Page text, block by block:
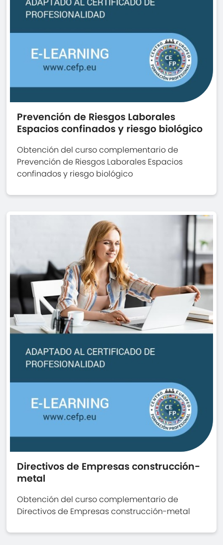
Prevención de Riesgos Laborales
Espacios confinados y riesgo biológico
Obtención del curso complementario de
Prevención de Riesgos Laborales Espacios
confinados y riesgo biológico
Directivos de Empresas construcción-
metal
Obtención del curso complementario de
Directivos de Empresas construcción-metal